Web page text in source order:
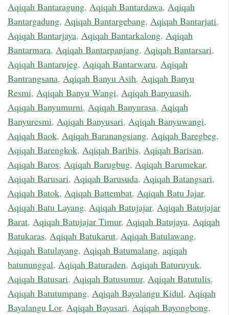
Aqiqah Bantaragung, Aqiqah Bantardawa, Aqiqah
Bantargadung, Aqiqah Bantargebang, Aqiqah Bantarjati,
Aqiqah Bantarjaya, Aqiqah Bantarkalong, Aqiqah
Bantarmara, Aqiqah Bantarpanjang, Aqiqah Bantarsari,
Aqiqah Bantarujeg, Aqiqah Bantarwaru, Aqiqah
Bantrangsana, Aqiqah Banyu Asih, Aqiqah Banyu
Resmi, Aqiqah Banyu Wangi, Aqiqah Banyuasih,
Aqiqah Banyumurni, Aqiqah Banyurasa, Aqiqah
Banyuresmi, Aqiqah Banyusari, Aqiqah Banyuwangi,
Aqiqah Baok, Aqiqah Baranangsiang, Aqiqah Baregbeg,
Aqiqah Barengkok, Aqiqah Baribis, Aqiqah Barisan,
Aqiqah Baros, Aqiqah Barugbug, Aqiqah Barumekar,
Aqiqah Barusari, Aqiqah Barusuda, Aqiqah Batangsari,
Aqiqah Batok, Aqiqah Battembat, Aqiqah Batu Jajar,
Aqiqah Batu Layang, Aqiqah Batujajar, Aqiqah Batujajar
Barat, Aqiqah Batujajar Timur, Aqiqah Batujaya, Aqiqah
Batukaras, Aqiqah Batukarut, Aqiqah Batulawang,
Aqiqah Batulayang, Aqiqah Batumalang, aqiqah
batununggal, Aqiqah Baturaden, Aqiqah Baturuyuk,
Aqiqah Batusari, Aqiqah Batusumur, Aqiqah Batutulis,
Aqiqah Batutumpang, Aqiqah Bayalangu Kidul, Aqiqah
Bayalangu Lor, Aqiqah Bayasari, Aqiqah Bayongbong,